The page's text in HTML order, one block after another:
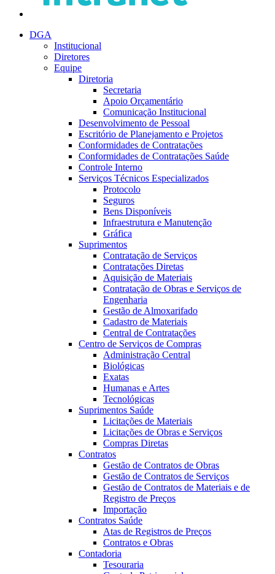
DGA
Institucional
Diretores
Equipe
Diretoria
Secretaria
Apoio Orçamentário
Comunicação Institucional
Desenvolvimento de Pessoal
Escritório de Planejamento e Projetos
Conformidades de Contratações
Conformidades de Contratações Saúde
Controle Interno
Serviços Técnicos Especializados
Protocolo
Seguros
Bens Disponíveis
Infraestrutura e Manutenção
Gráfica
Suprimentos
Contratação de Serviços
Contratações Diretas
Aquisição de Materiais
Contratação de Obras e Serviços de
Engenharia
Gestão de Almoxarifado
Cadastro de Materiais
Central de Contratações
Centro de Serviços de Compras
Administração Central
Biológicas
Exatas
Humanas e Artes
Tecnológicas
Suprimentos Saúde
Licitações de Materiais
Licitações de Obras e Serviços
Compras Diretas
Contratos
Gestão de Contratos de Obras
Gestão de Contratos de Serviços
Gestão de Contratos de Materiais e de
Registro de Preços
Importação
Contratos Saúde
Atas de Registros de Preços
Contratos e Obras
Contadoria
Tesouraria